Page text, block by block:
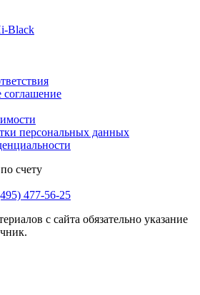
Black
соглашение
персональных данных
477-56-25
с сайта обязательно указание